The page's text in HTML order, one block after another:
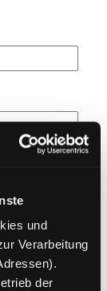
und
Verarbeitung
der